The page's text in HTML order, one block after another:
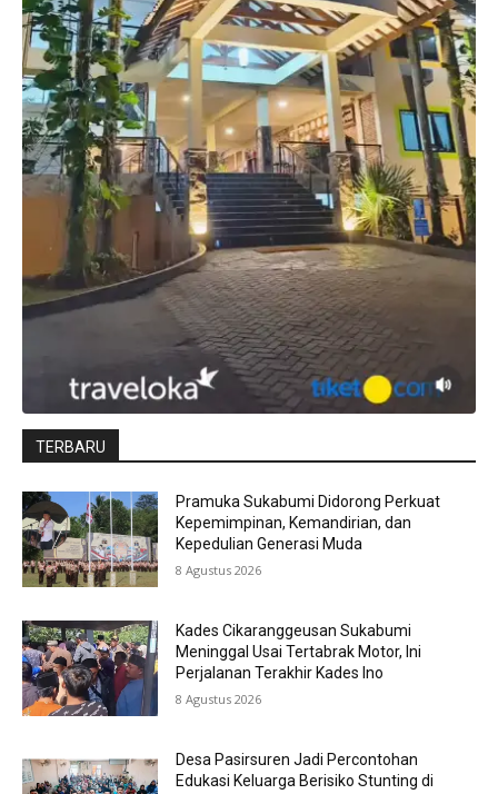
TERBARU
Pramuka Sukabumi Didorong Perkuat
Kepemimpinan, Kemandirian, dan
Kepedulian Generasi Muda
8 Agustus 2026
Kades Cikaranggeusan Sukabumi
Meninggal Usai Tertabrak Motor, Ini
Perjalanan Terakhir Kades Ino
8 Agustus 2026
Desa Pasirsuren Jadi Percontohan
Edukasi Keluarga Berisiko Stunting di